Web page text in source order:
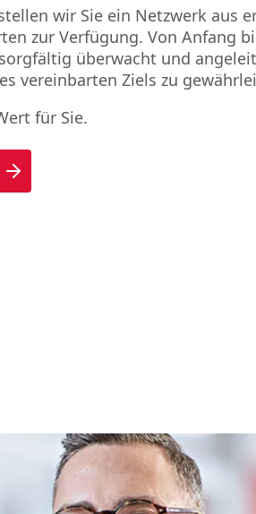
wir Sie ein Netzwerk aus
zur Verfügung. Von Anfang
überwacht und
vereinbarten Ziels zu
für Sie.